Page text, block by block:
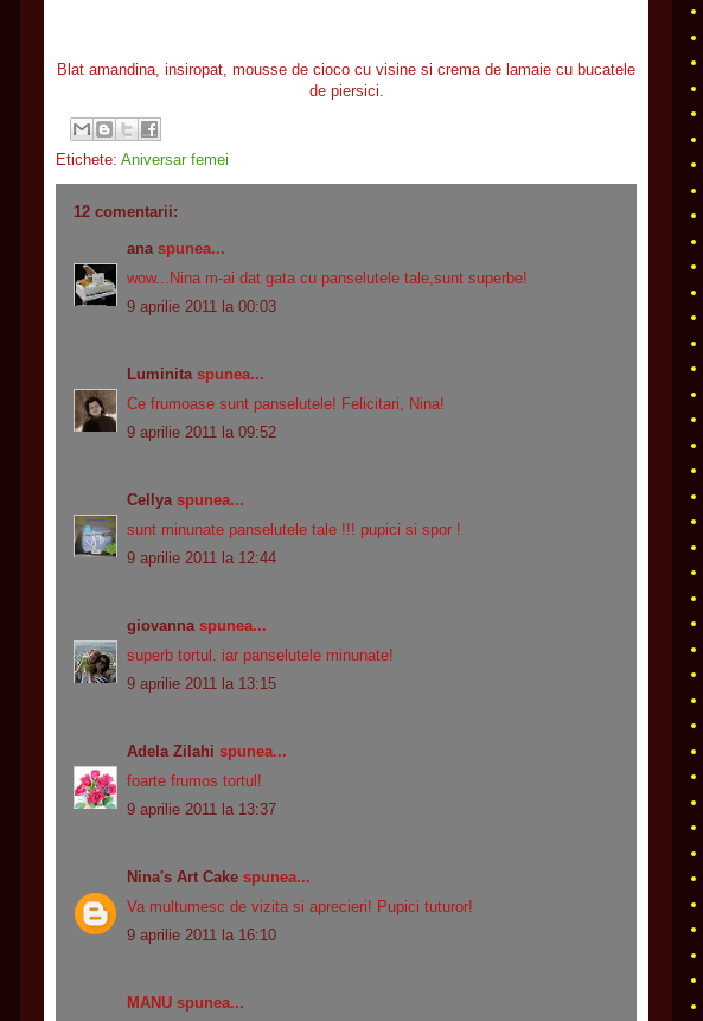
Blat amandina, insiropat, mousse de cioco cu visine si crema de lamaie cu bucatele
de piersici.
Etichete: Aniversar femei
12 comentarii:
anaspunea...
wow...Nina m-ai dat gata cu panselutele tale,sunt superbe!
9 aprilie 2011 la 00:03
Luminitaspunea...
Ce frumoase sunt panselutele! Felicitari, Nina!
9 aprilie 2011 la 09:52
Cellyaspunea...
sunt minunate panselutele tale !!! pupici si spor !
9 aprilie 2011 la 12:44
giovannaspunea...
superb tortul. iar panselutele minunate!
9 aprilie 2011 la 13:15
Adela Zilahi spunea...
foarte frumos tortul!
9 aprilie 2011 la 13:37
Nina's Art Cake spunea...
Va multumesc de vizita si aprecieri! Pupici tuturor!
9 aprilie 2011 la 16:10
MANU spunea...